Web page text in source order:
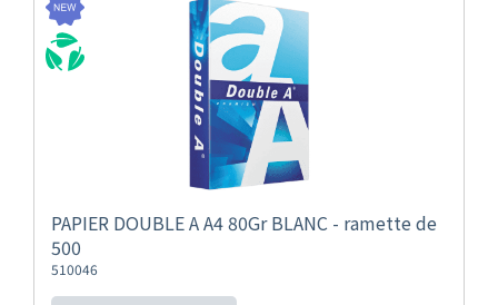
PAPIER DOUBLE A A4 80Gr BLANC - ramette de
500
510046